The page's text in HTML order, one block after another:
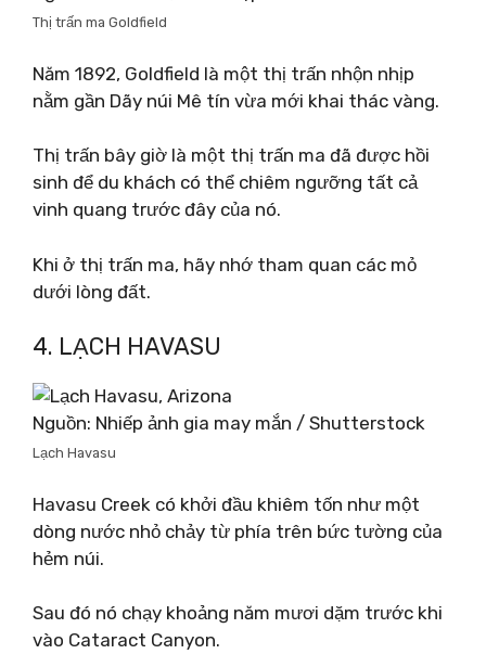
Thị trấn ma Goldfield
Năm 1892, Goldfield là một thị trấn nhộn nhịp
nằm gần Dãy núi Mê tín vừa mới khai thác vàng.
Thị trấn bây giờ là một thị trấn ma đã được hồi
sinh để du khách có thể chiêm ngưỡng tất cả
vinh quang trước đây của nó.
Khi ở thị trấn ma, hãy nhớ tham quan các mỏ
dưới lòng đất.
4. LẠCH HAVASU
Nguồn: Nhiếp ảnh gia may mắn / Shutterstock
Lạch Havasu
Havasu Creek có khởi đầu khiêm tốn như một
dòng nước nhỏ chảy từ phía trên bức tường của
hẻm núi.
Sau đó nó chạy khoảng năm mươi dặm trước khi
vào Cataract Canyon.